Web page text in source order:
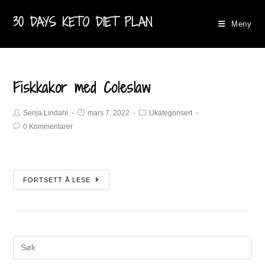
30 DAYS KETO DIET PLAN Meny
Fiskkakor med Coleslaw
Senja Lindahl mars 7, 2022
Ukategorisert
0 Kommentarer
FORTSETT Å LESE